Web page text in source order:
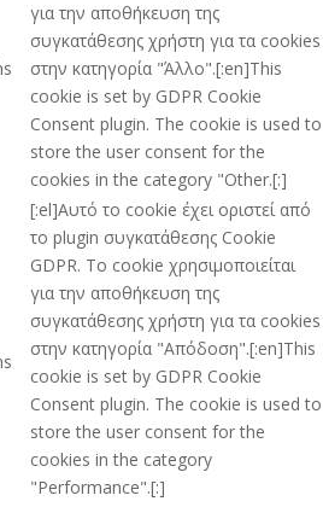
για την αποθήκευση της
συγκατάθεσης χρήστη για τα cookies
στην κατηγορία "Άλλο".[:en]This
cookie is set by GDPR Cookie
Consent plugin. The cookie is used to
store the user consent for the
cookies in the category "Other.[:]
[:el]Αυτό το cookie έχει οριστεί από
το plugin συγκατάθεσης Cookie
GDPR. Το cookie χρησιμοποιείται
για την αποθήκευση της
συγκατάθεσης χρήστη για τα cookies
στην κατηγορία "Απόδοση".[:en]This
cookie is set by GDPR Cookie
Consent plugin. The cookie is used to
store the user consent for the
cookies in the category
"Performance".[:]